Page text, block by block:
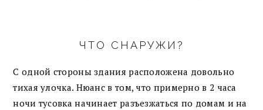
ЧТО СНАРУЖИ?
С одной стороны здания расположена довольно
тихая улочка. Нюанс в том, что примерно в 2 часа
ночи тусовка начинает разъезжаться по домам и на